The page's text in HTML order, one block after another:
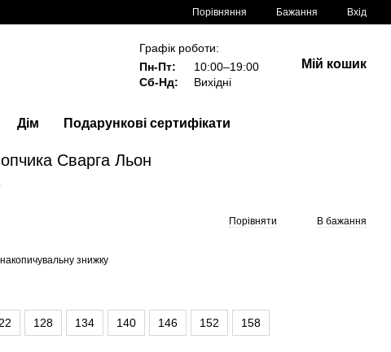
Порівняння Бажання Вхід
Графік роботи:
Пн-Пт:
10:00–19:00
Сб-Нд:
Вихідні
Мій кошик
Дім Подарункові сертифікати
Сварга Льон
Порівняти В бажання
знижку
128 134 140 146 152 158